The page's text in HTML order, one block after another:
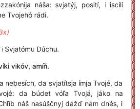
náša: svjatýj, posití, i iscilí
Tvojehó rádi.
Svjatómu Dúchu.
vikóv, amíň.
nebesích, da svjatítsja ímja Tvojé, da
da búdet vóľa Tvojá, jáko na
náš nasúščnyj dážď nám dnés, i